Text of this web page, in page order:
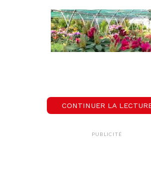
CONTINUER LA
PUBLICITÉ